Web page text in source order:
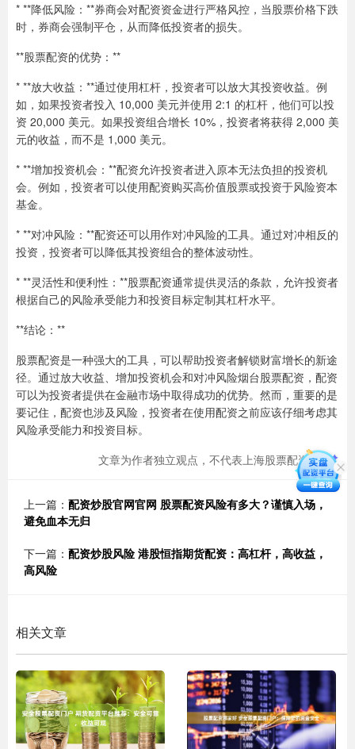
* **降低风险：**券商会对配资资金进行严格风控，当股票价格下跌
时，券商会强制平仓，从而降低投资者的损失。
**股票配资的优势：**
* **放大收益：**通过使用杠杆，投资者可以放大其投资收益。例
如，如果投资者投入 10,000 美元并使用 2:1 的杠杆，他们可以投
资 20,000 美元。如果投资组合增长 10%，投资者将获得 2,000 美
元的收益，而不是 1,000 美元。
* **增加投资机会：**配资允许投资者进入原本无法负担的投资机
会。例如，投资者可以使用配资购买高价值股票或投资于风险资本
基金。
* **对冲风险：**配资还可以用作对冲风险的工具。通过对冲相反的
投资，投资者可以降低其投资组合的整体波动性。
* **灵活性和便利性：**股票配资通常提供灵活的条款，允许投资者
根据自己的风险承受能力和投资目标定制其杠杆水平。
**结论：**
股票配资是一种强大的工具，可以帮助投资者解锁财富增长的新途
径。通过放大收益、增加投资机会和对冲风险烟台股票配资，配资
可以为投资者提供在金融市场中取得成功的优势。然而，重要的是
要记住，配资也涉及风险，投资者在使用配资之前应该仔细考虑其
风险承受能力和投资目标。
文章为作者独立观点，不代表上海股票配资观点
上一篇： 配资炒股官网官网 股票配资风险有多大？谨慎入场，
避免血本无归
下一篇： 配资炒股风险 港股恒指期货配资：高杠杆，高收益，
高风险
相关文章